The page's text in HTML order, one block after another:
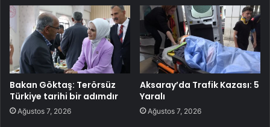
Bakan Göktaş: Terörsüz
Türkiye tarihi bir adımdır
Ağustos 7, 2026
Aksaray’da Trafik Kazası: 5
Yaralı
Ağustos 7, 2026